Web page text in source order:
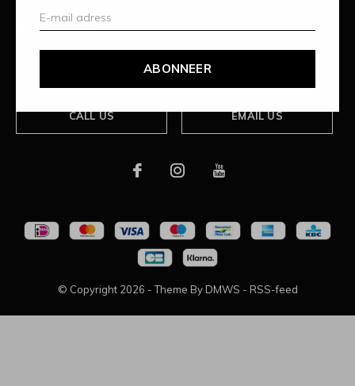
ABONNEER
Categorieën
CALL US EMAIL US
© Copyright 2026 - Theme By DMWS - RSS-feed